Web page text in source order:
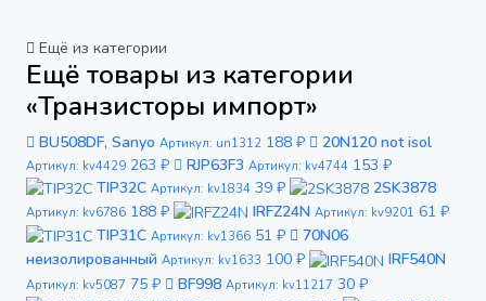
Ещё из категории
Ещё товары из категории
«Транзисторы импорт»
BU508DF, Sanyo Артикул: un1312 188 ₽ 20N120 not isol
Артикул: kv4429 263 ₽ RJP63F3 Артикул: kv4744 153 ₽
TIP32C Артикул: kv1834 39 ₽ 2SK3878
Артикул: kv6786 188 ₽ IRFZ24N Артикул: kv9201 61 ₽
TIP31C Артикул: kv1366 51 ₽
70N06
неизолированный Артикул: kv1633 100 ₽ IRF540N
Артикул: kv5087 75 ₽ BF998 Артикул: kv11217 30 ₽